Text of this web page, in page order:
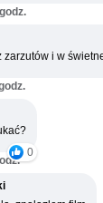
zarzutów i w
0